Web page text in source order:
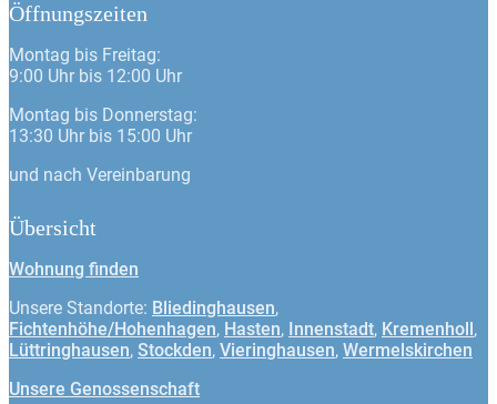
Öffnungszeiten
Montag bis Freitag:
9:00 Uhr bis 12:00 Uhr
Montag bis Donnerstag:
13:30 Uhr bis 15:00 Uhr
und nach Vereinbarung
Übersicht
Wohnung finden
Unsere Standorte: Bliedinghausen,
Fichtenhöhe/Hohenhagen, Hasten, Innenstadt, Kremenholl,
Lüttringhausen, Stockden, Vieringhausen, Wermelskirchen
Unsere Genossenschaft